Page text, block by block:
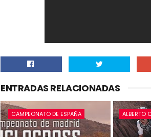
ENTRADAS RELACIONADAS
CAMPEONATO DE ESPAÑA ALBERTO